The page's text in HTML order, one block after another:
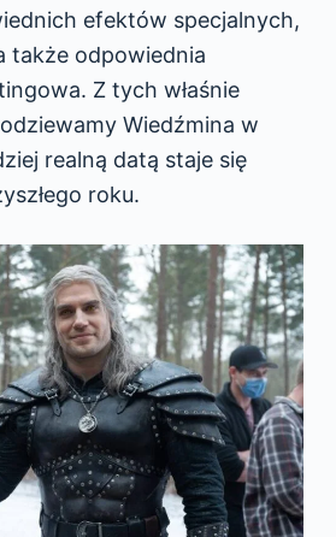
efektów specjalnych,
także odpowiednia
Z tych właśnie
Wiedźmina w
realną datą staje się
roku.